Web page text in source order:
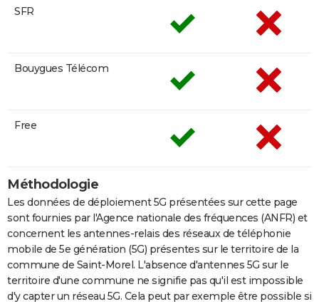
SFR
Bouygues Télécom
Free
Méthodologie
Les données de déploiement 5G présentées sur cette page
sont fournies par l'Agence nationale des fréquences (ANFR) et
concernent les antennes-relais des réseaux de téléphonie
mobile de 5e génération (5G) présentes sur le territoire de la
commune de Saint-Morel. L'absence d'antennes 5G sur le
territoire d'une commune ne signifie pas qu'il est impossible
d'y capter un réseau 5G. Cela peut par exemple être possible si